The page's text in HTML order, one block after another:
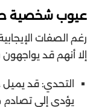
عيوب شخصية
رغم الصفات
إلا أنهم قد
التحدي: قد يميل
يؤدي إلى تصادم